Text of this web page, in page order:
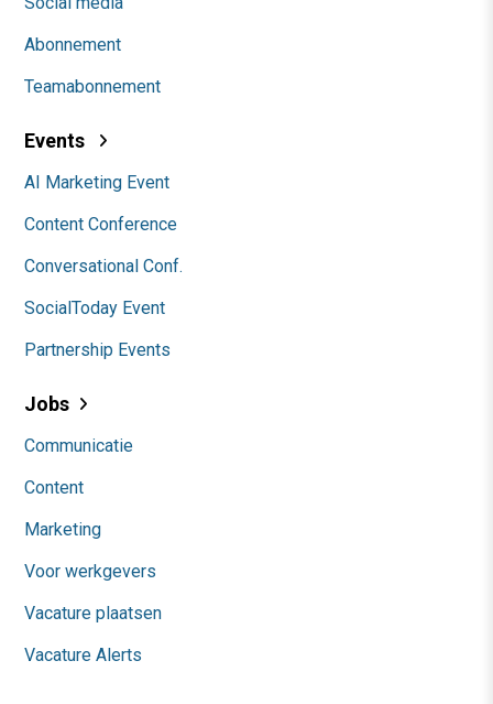
Abonnement
Teamabonnement
Events
AI Marketing Event
Content Conference
Conversational Conf.
SocialToday Event
Partnership Events
Jobs
Communicatie
Content
Marketing
Voor werkgevers
Vacature plaatsen
Vacature Alerts